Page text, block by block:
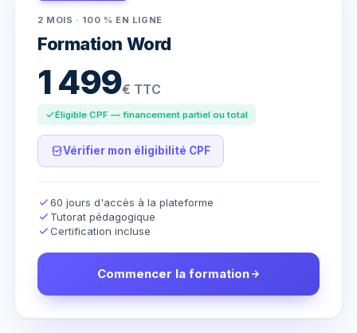
2 MOIS · 100 % EN LIGNE
Formation Word
1 499€ TTC
Éligible CPF — financement partiel ou total
Vérifier mon éligibilité CPF
60 jours d'accès à la plateforme
Tutorat pédagogique
Certification incluse
Commencer la formation